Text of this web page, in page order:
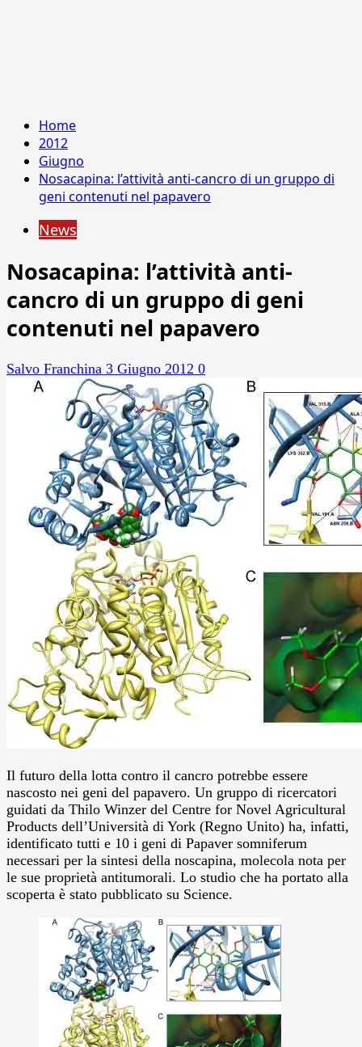
Home
2012
Giugno
Nosacapina: l’attività anti-cancro di un gruppo di
geni contenuti nel papavero
News
Nosacapina: l’attività anti-
cancro di un gruppo di geni
contenuti nel papavero
Salvo Franchina 3 Giugno 2012 0
Il futuro della lotta contro il cancro potrebbe essere
nascosto nei geni del papavero. Un gruppo di ricercatori
guidati da Thilo Winzer del Centre for Novel Agricultural
Products dell’Università di York (Regno Unito) ha, infatti,
identificato tutti e 10 i geni di Papaver somniferum
necessari per la sintesi della noscapina, molecola nota per
le sue proprietà antitumorali. Lo studio che ha portato alla
scoperta è stato pubblicato su Science.